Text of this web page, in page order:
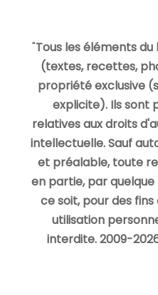
"Tous les éléments du
(textes, recettes,
propriété exclusive
explicite). Ils sont
relatives aux droits
intellectuelle. Sauf
et préalable, toute
en partie, par
ce soit, pour des
utilisation
interdite. 2009-2026